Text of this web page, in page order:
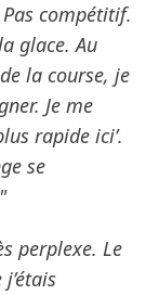
compétitif.
glace. Au
la course, je
Je me
rapide ici’.
se
perplexe. Le